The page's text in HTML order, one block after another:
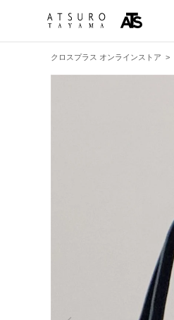
クロスプラス オンラインストア >